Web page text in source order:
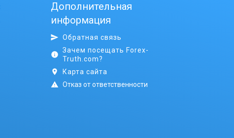
Дополнительная
информация
Обратная связь
Зачем посещать Forex-
Truth.com?
Карта сайта
Отказ от ответственности